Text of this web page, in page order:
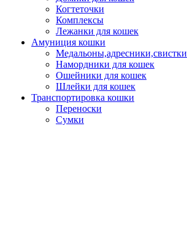
Когтеточки
Комплексы
Лежанки для кошек
Амуниция кошки
Медальоны,адресники,свистки
Намордники для кошек
Ошейники для кошек
Шлейки для кошек
Транспортировка кошки
Переноски
Сумки